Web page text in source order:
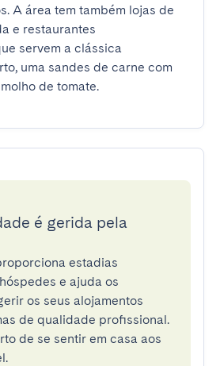
A área tem também lojas de
e restaurantes
servem a clássica
uma sandes de carne com
de tomate.
é gerida pela
estadias
e ajuda os
os seus alojamentos
de qualidade profissional.
de se sentir em casa aos